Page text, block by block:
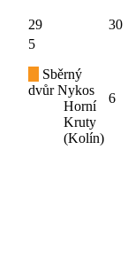
29 30
5
Sběrný
dvůr Nykos
Horní
Kruty
(Kolín)
6